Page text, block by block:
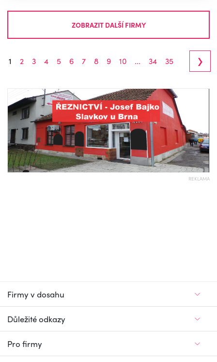
ZOBRAZIT DALŠÍ FIRMY
1 2 3 4 5 6 7 8 9 10 ... 34 35 ›
REKLAMA
Firmy v dosahu
Důležité odkazy
Pro firmy